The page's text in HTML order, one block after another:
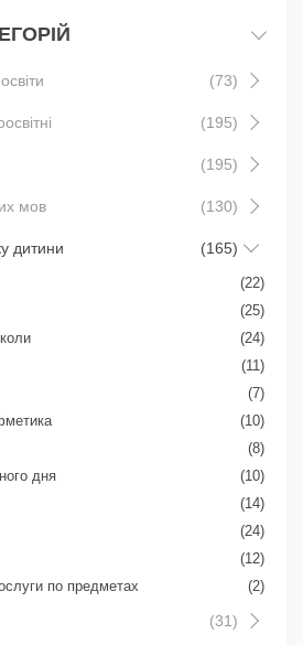
(73)
(195)
(195)
мов (130)
дитини (165)
(22)
(25)
(24)
(11)
(7)
(10)
(8)
дня
(10)
(14)
(24)
(12)
по предметах
(2)
(31)